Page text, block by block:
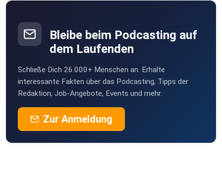
Bleibe beim Podcasting auf
dem Laufenden
Schließe Dich 26.000+ Menschen an. Erhalte
interessante Fakten über das Podcasting, Tipps der
Redaktion, Job-Angebote, Events und mehr.
Zur Anmeldung